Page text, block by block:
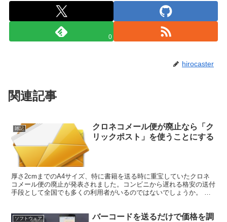
0
hirocaster
関連記事
雑記
クロネコメール便が廃止なら「ク
リックポスト」を使うことにする
厚さ2cmまでのA4サイズ、特に書籍を送る時に重宝していたクロネ
コメール便の廃止が発表されました。コンビニから遅れる格安の送付
手段として全国でも多くの利用者がいるのではないでしょうか。 個
ソフトウェア
バーコードを送るだけで価格を調